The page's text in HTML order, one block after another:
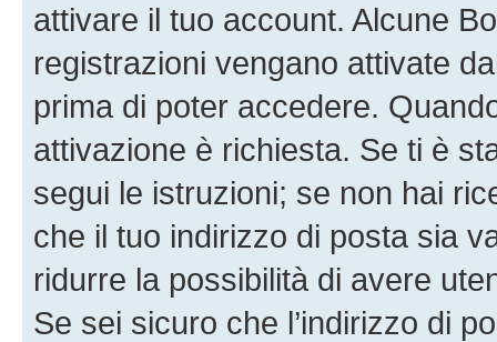
attivare il tuo account. Alcune
registrazioni vengano attivate
prima di poter accedere.
attivazione è richiesta. Se ti è
segui le istruzioni; se non hai
che il tuo indirizzo di posta sia
ridurre la possibilità di avere
Se sei sicuro che l’indirizzo di